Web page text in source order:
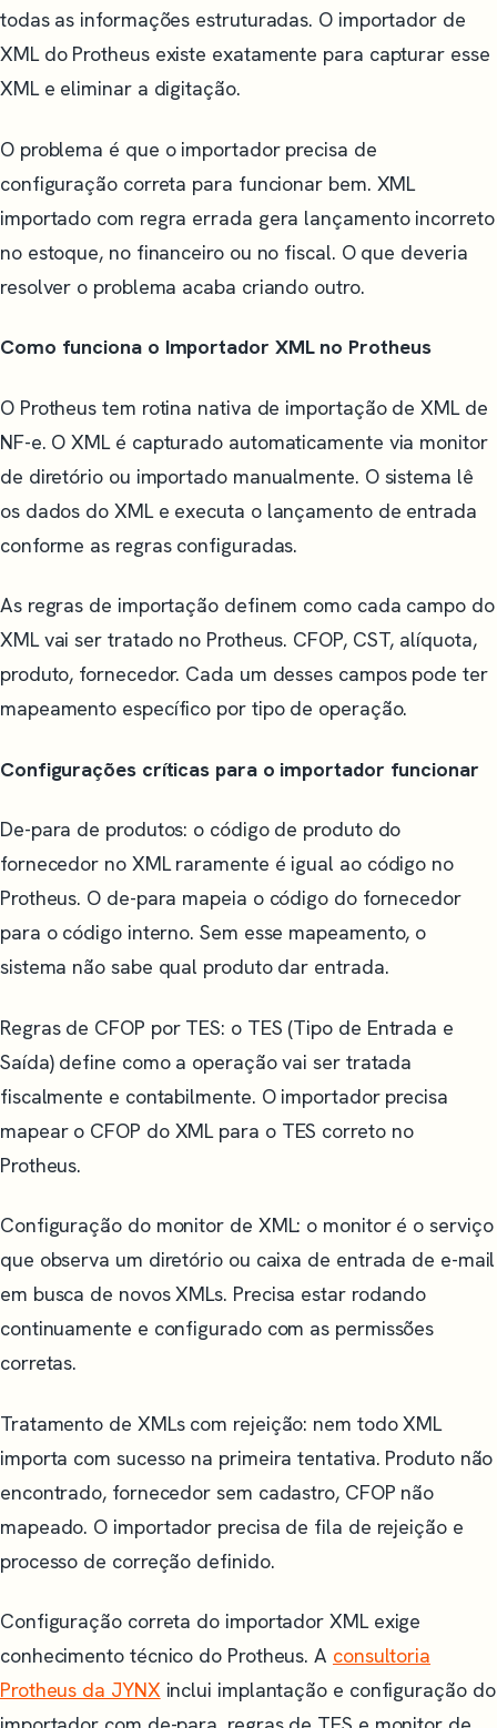
todas as informações estruturadas. O importador de
XML do Protheus existe exatamente para capturar esse
XML e eliminar a digitação.
O problema é que o importador precisa de
configuração correta para funcionar bem. XML
importado com regra errada gera lançamento incorreto
no estoque, no financeiro ou no fiscal. O que deveria
resolver o problema acaba criando outro.
Como funciona o Importador XML no Protheus
O Protheus tem rotina nativa de importação de XML de
NF-e. O XML é capturado automaticamente via monitor
de diretório ou importado manualmente. O sistema lê
os dados do XML e executa o lançamento de entrada
conforme as regras configuradas.
As regras de importação definem como cada campo do
XML vai ser tratado no Protheus. CFOP, CST, alíquota,
produto, fornecedor. Cada um desses campos pode ter
mapeamento específico por tipo de operação.
Configurações críticas para o importador funcionar
De-para de produtos: o código de produto do
fornecedor no XML raramente é igual ao código no
Protheus. O de-para mapeia o código do fornecedor
para o código interno. Sem esse mapeamento, o
sistema não sabe qual produto dar entrada.
Regras de CFOP por TES: o TES (Tipo de Entrada e
Saída) define como a operação vai ser tratada
fiscalmente e contabilmente. O importador precisa
mapear o CFOP do XML para o TES correto no
Protheus.
Configuração do monitor de XML: o monitor é o serviço
que observa um diretório ou caixa de entrada de e-mail
em busca de novos XMLs. Precisa estar rodando
continuamente e configurado com as permissões
corretas.
Tratamento de XMLs com rejeição: nem todo XML
importa com sucesso na primeira tentativa. Produto não
encontrado, fornecedor sem cadastro, CFOP não
mapeado. O importador precisa de fila de rejeição e
processo de correção definido.
Configuração correta do importador XML exige
conhecimento técnico do Protheus. A consultoria
Protheus da JYNX inclui implantação e configuração do